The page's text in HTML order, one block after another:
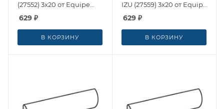
(27552) 3x20 от Equipe
Ceramicas (Испания)
629 ₽
В КОРЗИНУ
IZU (27559) 3x20 от Equipe
Ceramicas (Испания)
629 ₽
В КОРЗИНУ